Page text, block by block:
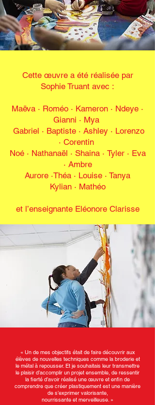
Cette œuvre a été réalisée par
Sophie Truant avec :
Maëva · Roméo · Kameron · Ndeye ·
Gianni · Mya
Gabriel · Baptiste · Ashley · Lorenzo
· Corentin
Noé · Nathanaël · Shaina · Tyler · Eva
· Ambre
Aurore ·Théa · Louise · Tanya
Kylian · Mathéo
et l’enseignante Eléonore Clarisse
« Un de mes objectifs était de faire découvrir aux
élèves de nouvelles techniques comme la broderie et
le métal à repousser. Et je souhaitais leur transmettre
le plaisir d’accomplir un projet ensemble, de ressentir
la fierté d’avoir réalisé une œuvre et enfin de
comprendre que créer plastiquement est une manière
de s’exprimer valorisante,
nourrissante et merveilleuse. »